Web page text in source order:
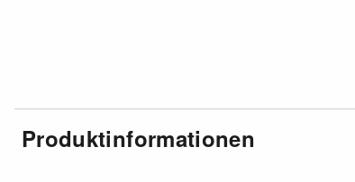
Produktinformationen